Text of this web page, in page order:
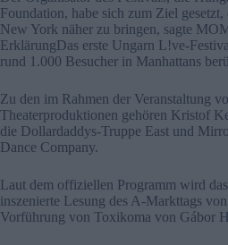
Foundation, habe sich zum Ziel
New York näher zu bringen, sagte
ErklärungDas erste Ungarn L!ve-
rund 1.000 Besucher in Manhattans
Zu den im Rahmen der Veranstaltung
Theaterproduktionen gehören Kristof
die Dollardaddys-Truppe East und
Dance Company.
Laut dem offiziellen Programm wird
inszenierte Lesung des A-Markttags
Vorführung von Toxikoma von Gábor